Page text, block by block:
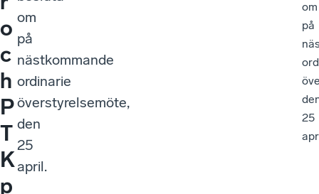
o
c
h
P
T
K
p
om
på
nästkommande
ordinarie
överstyrelsemöte,
den
25
april.
om
på
25